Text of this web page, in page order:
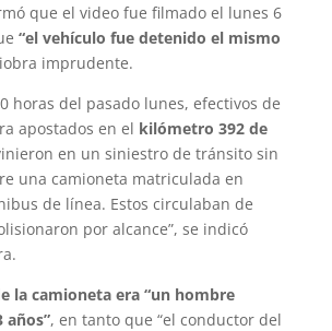
que el video fue filmado el lunes 6
“el vehículo fue detenido el mismo
imprudente.
horas del pasado lunes, efectivos de
apostados en el kilómetro 392 de
en un siniestro de tránsito sin
una camioneta matriculada en
de línea. Estos circulaban de
por alcance”, se indicó
la camioneta era “un hombre
años”, en tanto que “el conductor del